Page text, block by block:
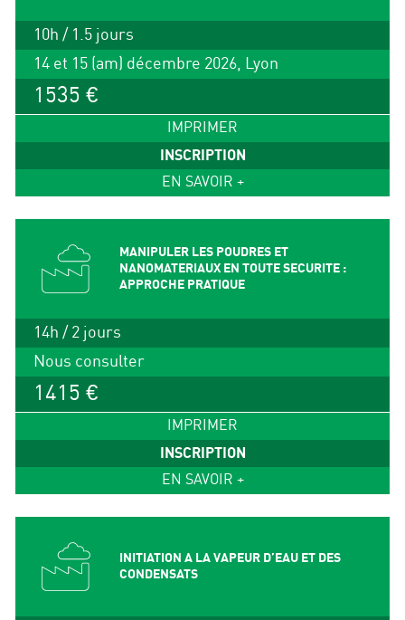
10h / 1.5 jours
14 et 15 (am) décembre 2026, Lyon
1535 €
IMPRIMER
INSCRIPTION
EN SAVOIR +
MANIPULER LES POUDRES ET
NANOMATERIAUX EN TOUTE SECURITE :
APPROCHE PRATIQUE
14h / 2 jours
Nous consulter
1415 €
IMPRIMER
INSCRIPTION
EN SAVOIR +
INITIATION A LA VAPEUR D’EAU ET DES
CONDENSATS